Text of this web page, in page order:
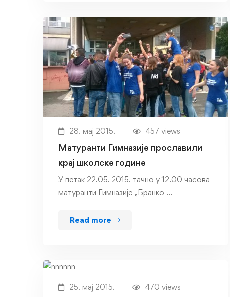
28. мај 2015. 457 views
Матуранти Гимназије прославили
крај школске године
У петак 22.05. 2015. тачно у 12.00 часова
матуранти Гимназије „Бранко …
Read more
25. мај 2015. 470 views